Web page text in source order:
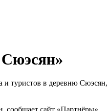
туристов в деревню